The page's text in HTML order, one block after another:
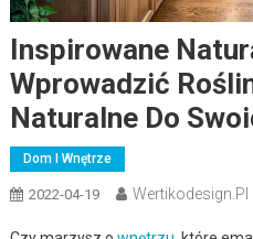
Inspirowane
Wprowadzić
Naturalne Do
Dom I Wnętrze
2022-04-19 Wertikodesign.pl